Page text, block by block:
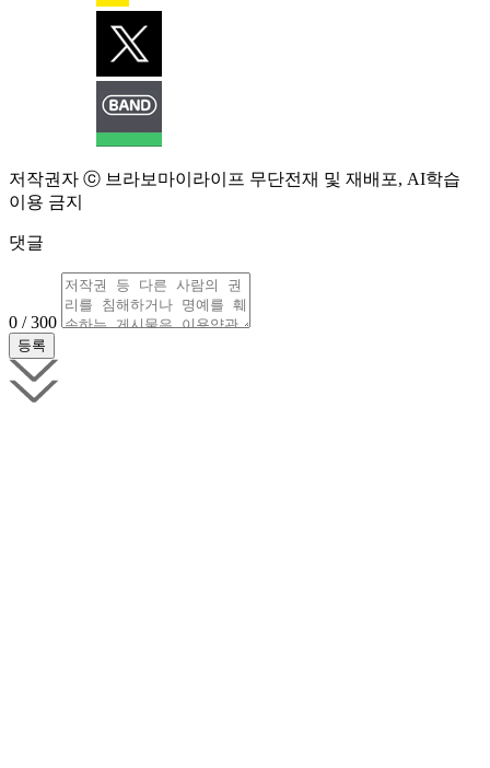
저작권자 ⓒ 브라보마이라이프 무단전재 및 재배포, AI학습
이용 금지
댓글
0 / 300